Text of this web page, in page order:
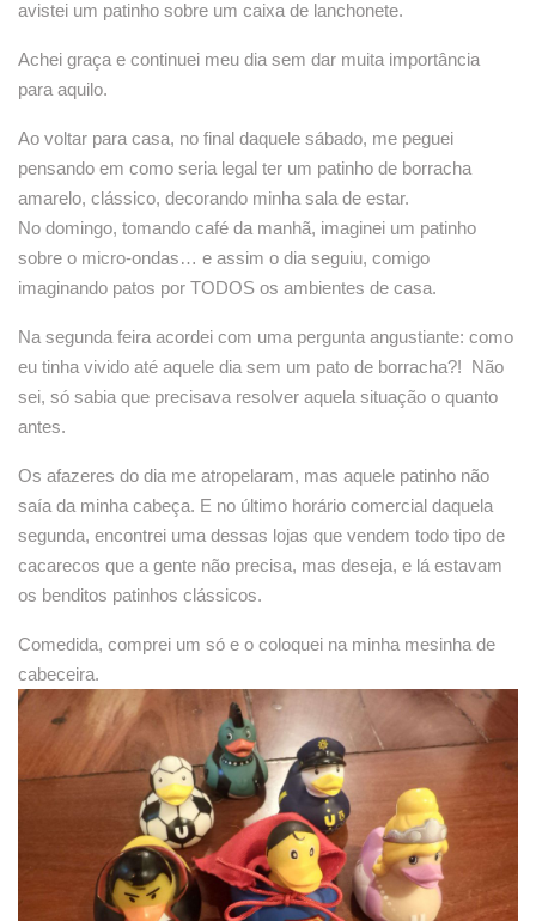
avistei um patinho sobre um caixa de lanchonete.
Achei graça e continuei meu dia sem dar muita importância
para aquilo.
Ao voltar para casa, no final daquele sábado, me peguei
pensando em como seria legal ter um patinho de borracha
amarelo, clássico, decorando minha sala de estar.
No domingo, tomando café da manhã, imaginei um patinho
sobre o micro-ondas… e assim o dia seguiu, comigo
imaginando patos por TODOS os ambientes de casa.
Na segunda feira acordei com uma pergunta angustiante: como
eu tinha vivido até aquele dia sem um pato de borracha?!
Não
sei, só sabia que precisava resolver aquela situação o quanto
antes.
Os afazeres do dia me atropelaram, mas aquele patinho não
saía da minha cabeça. E no último horário comercial daquela
segunda, encontrei uma dessas lojas que vendem todo tipo de
cacarecos que a gente não precisa, mas deseja, e lá estavam
os benditos patinhos clássicos.
Comedida, comprei um só e o coloquei na minha mesinha de
cabeceira.